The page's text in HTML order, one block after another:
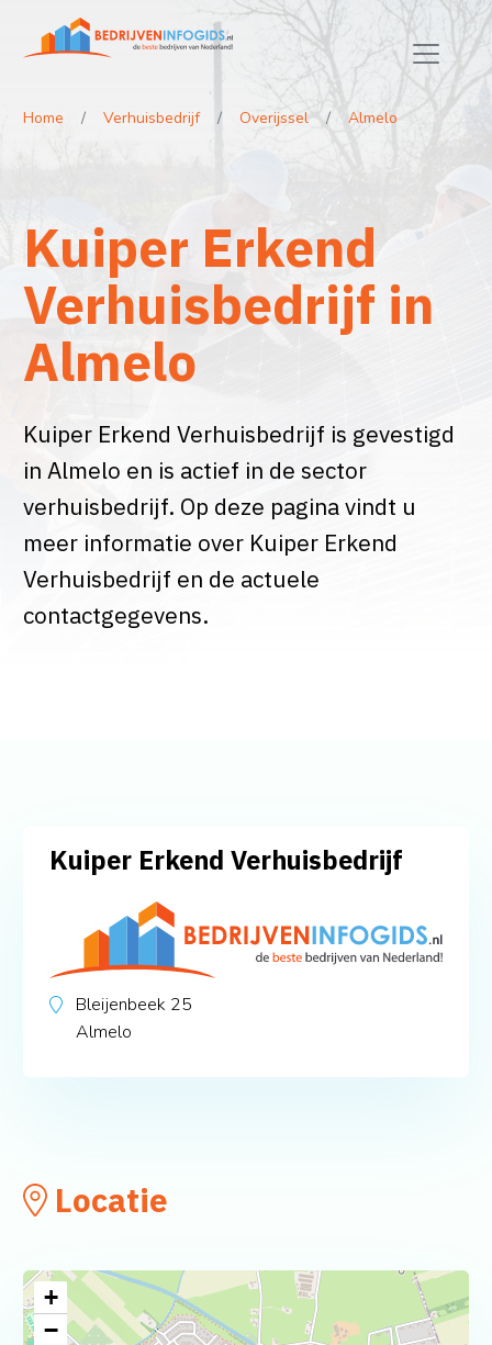
Home Verhuisbedrijf Overijssel Almelo
Kuiper Erkend
Verhuisbedrijf in
Almelo
Kuiper Erkend Verhuisbedrijf is gevestigd
in Almelo en is actief in de sector
verhuisbedrijf. Op deze pagina vindt u
meer informatie over Kuiper Erkend
Verhuisbedrijf en de actuele
contactgegevens.
Kuiper Erkend Verhuisbedrijf
Bleijenbeek 25
Almelo
Locatie
+
−